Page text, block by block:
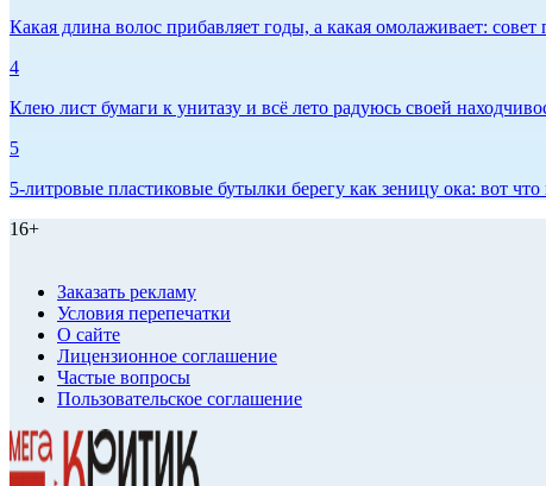
Какая длина волос прибавляет годы, а какая омолаживает:
4
Клею лист бумаги к унитазу и всё лето радуюсь своей
5
5-литровые пластиковые бутылки берегу как зеницу ока: вот
16+
Заказать рекламу
Условия перепечатки
О сайте
Лицензионное соглашение
Частые вопросы
Пользовательское соглашение